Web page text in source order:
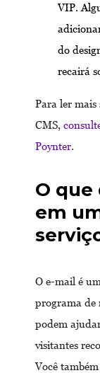
VIP.
do
recairá
Para ler mais
CMS,
Poynter.
O que
em
O e-mail é
programa de
podem
visitantes
Você